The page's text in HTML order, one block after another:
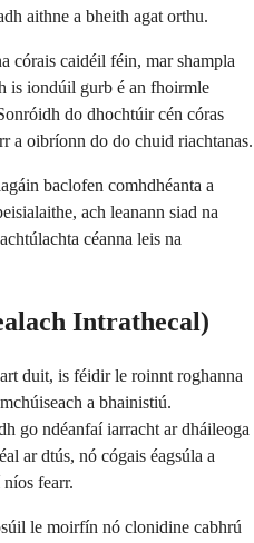
aithne a bheith agat orthu.
córais caidéil féin, mar shampla
is iondúil gurb é an fhoirmle
do dhochtúir cén córas
a oibríonn do do chuid riachtanas.
baclofen comhdhéanta a
ach leanann siad na
céanna leis na
Intrathecal)
duit, is féidir le roinnt roghanna
a bhainistiú.
go ndéanfaí iarracht ar dháileoga
ar dtús, nó cógais éagsúla a
fearr.
le moirfín nó clonidine cabhrú